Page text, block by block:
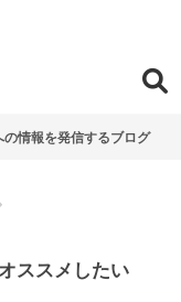
情報を発信するブログ
ススメしたい